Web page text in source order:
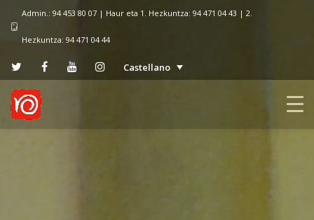
Admin.: 94 453 80 07 | Haur eta 1. Hezkuntza: 94 471 04 43 | 2.
Hezkuntza: 94 471 04 44
Castellano